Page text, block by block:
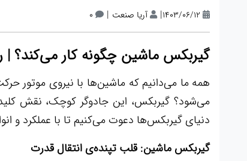
1403/06/12
| آریا صنعت |
0
گیربکس ماشین چگونه کار می‌کند؟ |
همه ما می‌دانیم که ماشین‌ها با نیروی موتور
می‌شود؟ گیربکس، این جادوگر کوچک، نقش
دنیای گیربکس‌ها دعوت می‌کنیم تا با عملکرد و
گیربکس ماشین: قلب تپنده‌ی انتقال قدرت